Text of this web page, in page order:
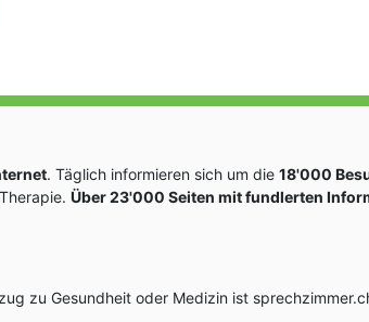
. Täglich informieren sich um die 18'000
Über 23'000 Seiten mit fundlerten
zu Gesundheit oder Medizin ist